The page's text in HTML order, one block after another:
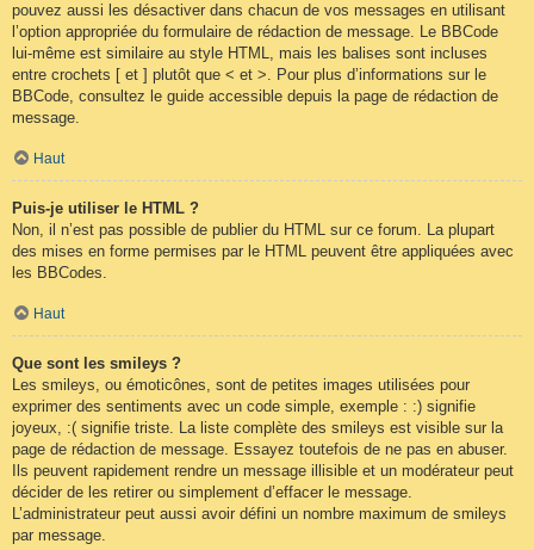
pouvez aussi les désactiver dans chacun de vos messages en utilisant
l’option appropriée du formulaire de rédaction de message. Le BBCode
lui-même est similaire au style HTML, mais les balises sont incluses
entre crochets [ et ] plutôt que < et >. Pour plus d’informations sur le
BBCode, consultez le guide accessible depuis la page de rédaction de
message.
Haut
Puis-je utiliser le HTML ?
Non, il n’est pas possible de publier du HTML sur ce forum. La plupart
des mises en forme permises par le HTML peuvent être appliquées avec
les BBCodes.
Haut
Que sont les smileys ?
Les smileys, ou émoticônes, sont de petites images utilisées pour
exprimer des sentiments avec un code simple, exemple : :) signifie
joyeux, :( signifie triste. La liste complète des smileys est visible sur la
page de rédaction de message. Essayez toutefois de ne pas en abuser.
Ils peuvent rapidement rendre un message illisible et un modérateur peut
décider de les retirer ou simplement d’effacer le message.
L’administrateur peut aussi avoir défini un nombre maximum de smileys
par message.